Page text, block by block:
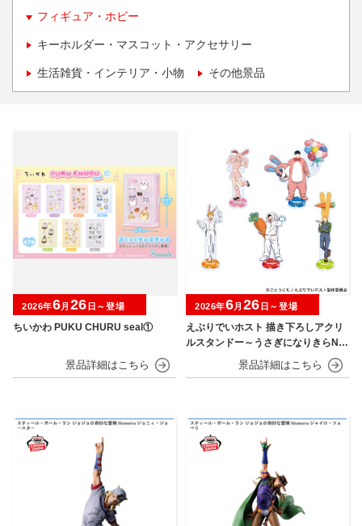
フィギュア・ホビー
キーホルダー・マスコット・アクセサリー
生活雑貨・インテリア・小物 その他景品
ちいかわ PUKU CHURU seal①
2026年6月 26 日～登場
えぶりでいホスト 描き下ろしアクリ
ルスタンドー～うさぎになりきらNIG
2026年6月 26 日～登場